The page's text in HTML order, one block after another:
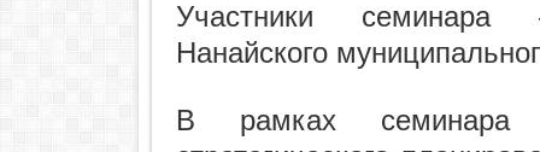
Участники семинара
Нанайского
В рамках семинара